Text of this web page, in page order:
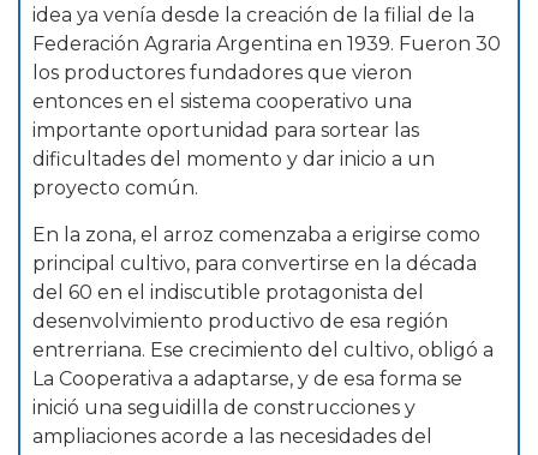
idea ya venía desde la creación de la filial de la
Federación Agraria Argentina en 1939. Fueron 30
los productores fundadores que vieron
entonces en el sistema cooperativo una
importante oportunidad para sortear las
dificultades del momento y dar inicio a un
proyecto común.
En la zona, el arroz comenzaba a erigirse como
principal cultivo, para convertirse en la década
del 60 en el indiscutible protagonista del
desenvolvimiento productivo de esa región
entrerriana. Ese crecimiento del cultivo, obligó a
La Cooperativa a adaptarse, y de esa forma se
inició una seguidilla de construcciones y
ampliaciones acorde a las necesidades del